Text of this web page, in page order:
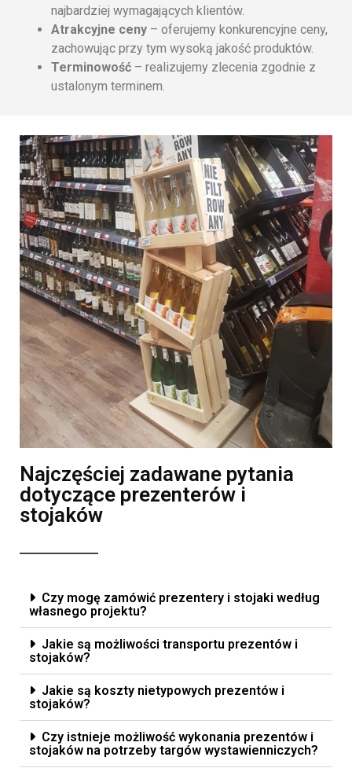
najbardziej wymagających klientów.
Atrakcyjne ceny – oferujemy konkurencyjne ceny,
zachowując przy tym wysoką jakość produktów.
Terminowość – realizujemy zlecenia zgodnie z
ustalonym terminem.
Najczęściej zadawane pytania
dotyczące prezenterów i
stojaków
Czy mogę zamówić prezentery i stojaki według
własnego projektu?
Jakie są możliwości transportu prezentów i
stojaków?
Jakie są koszty nietypowych prezentów i
stojaków?
Czy istnieje możliwość wykonania prezentów i
stojaków na potrzeby targów wystawienniczych?